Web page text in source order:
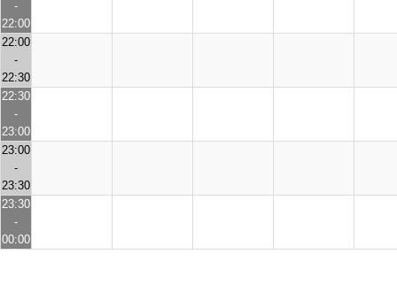
-
22:00
22:00
-
22:30
22:30
-
23:00
23:00
-
23:30
23:30
-
00:00